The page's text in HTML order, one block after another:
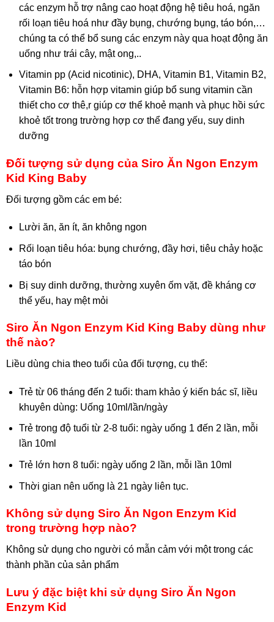
các enzym hỗ trợ nâng cao hoạt động hệ tiêu hoá, ngăn
rối loạn tiêu hoá như đầy bụng, chướng bụng, táo bón,…
chúng ta có thể bổ sung các enzym này qua hoạt động ăn
uống như trái cây, mật ong,..
Vitamin pp (Acid nicotinic), DHA, Vitamin B1, Vitamin B2,
Vitamin B6: hỗn hợp vitamin giúp bổ sung vitamin cần
thiết cho cơ thê,r giúp cơ thể khoẻ mạnh và phục hồi sức
khoẻ tốt trong trường hợp cơ thể đang yếu, suy dinh
dưỡng
Đối tượng sử dụng của Siro Ăn Ngon Enzym
Kid King Baby
Đối tượng gồm các em bé:
Lười ăn, ăn ít, ăn không ngon
Rối loạn tiêu hóa: bụng chướng, đầy hơi, tiêu chảy hoặc
táo bón
Bị suy dinh dưỡng, thường xuyên ốm vặt, đề kháng cơ
thể yếu, hay mệt mỏi
Siro Ăn Ngon Enzym Kid King Baby dùng như
thế nào?
Liều dùng chia theo tuổi của đối tượng, cụ thể:
Trẻ từ 06 tháng đến 2 tuổi: tham khảo ý kiến bác sĩ, liều
khuyên dùng: Uống 10ml/lần/ngày
Trẻ trong độ tuổi từ 2-8 tuổi: ngày uống 1 đến 2 lần, mỗi
lần 10ml
Trẻ lớn hơn 8 tuổi: ngày uống 2 lần, mỗi lần 10ml
Thời gian nên uống là 21 ngày liên tục.
Không sử dụng Siro Ăn Ngon Enzym Kid
trong trường hợp nào?
Không sử dụng cho người có mẫn cảm với một trong các
thành phần của sản phẩm
Lưu ý đặc biệt khi sử dụng Siro Ăn Ngon
Enzym Kid